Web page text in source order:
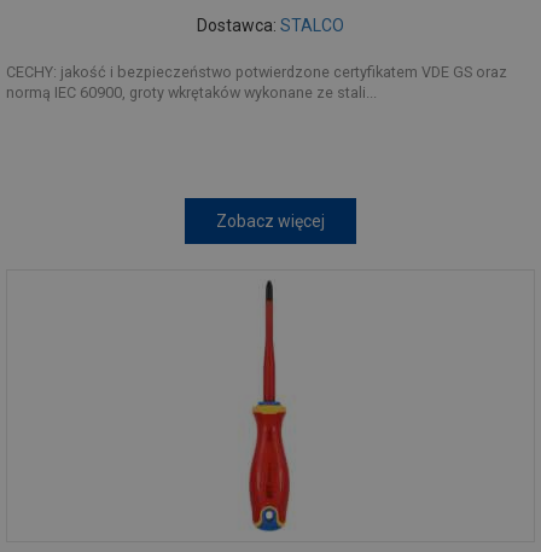
Dostawca: STALCO
CECHY: jakość i bezpieczeństwo potwierdzone certyfikatem VDE GS oraz
normą IEC 60900, groty wkrętaków wykonane ze stali...
Zobacz więcej